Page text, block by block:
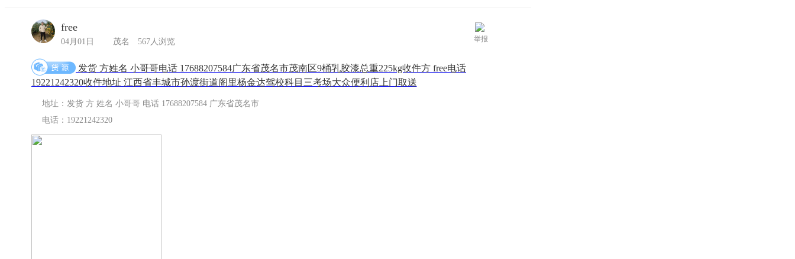
free
04月01日 茂名 567人浏览 举报
发货 方姓名 小哥哥电话 17688207584广东省茂名市茂南区9桶乳胶漆总重225kg收件方 free电话
19221242320收件地址 江西省丰城市孙渡街道阁里杨金达驾校科目三考场大众便利店上门取送
地址：发货 方 姓名 小哥哥 电话 17688207584 广东省茂名市
电话：19221242320